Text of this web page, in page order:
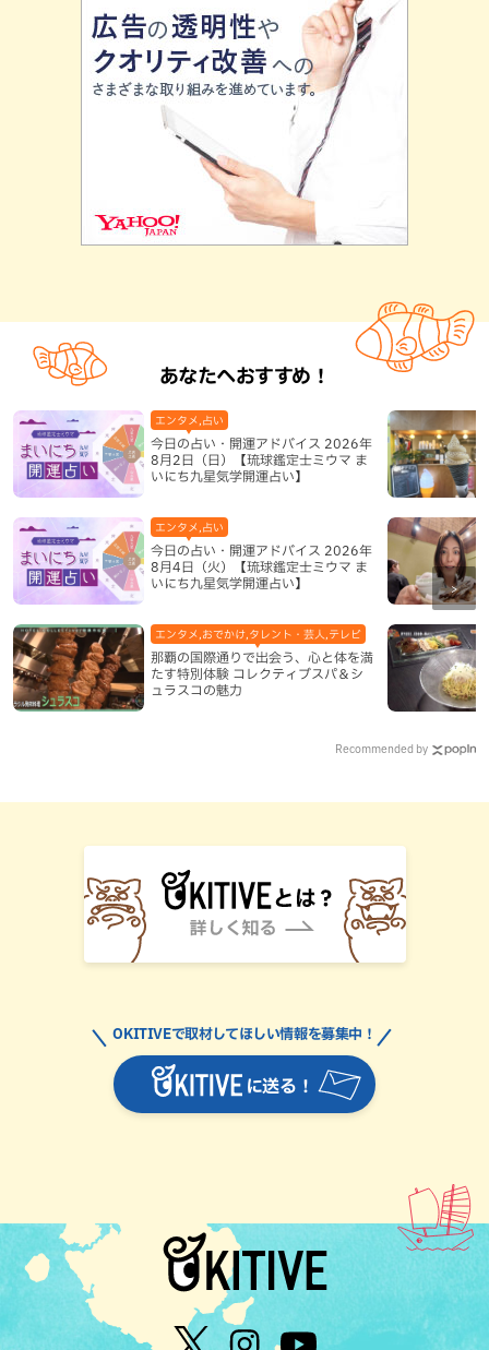
あなたへおすすめ！
今日の占い・開運アドバイス 2026年
8月2日（日）【琉球鑑定士ミウマ ま
いにち九星気学開運占い】
エンタメ,占い
今日の占い・開運アドバイス 2026年
8月4日（火）【琉球鑑定士ミウマ ま
いにち九星気学開運占い】
エンタメ,占い
那覇の国際通りで出会う、心と体を満
たす特別体験 コレクティブスパ＆シ
ュラスコの魅力
エンタメ,おでかけ,タレント・芸人,テレビ
Recommended by
に送る！
OKITIVEで取材してほしい情報を募集中！